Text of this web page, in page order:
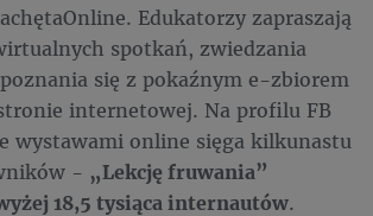
Edukatorzy zapraszają
spotkań, zwiedzania
się z pokaźnym e-zbiorem
internetowej. Na profilu FB
wystawami online sięga kilkunastu
- „Lekcję fruwania”
18,5 tysiąca internautów.